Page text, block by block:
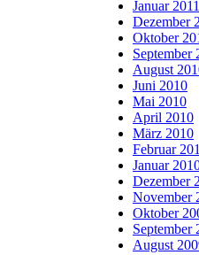
Januar 2011
Dezember
Oktober
September
August
Juni 2010
Mai 2010
April 2010
März 2010
Februar
Januar
Dezember
November
Oktober
September
August